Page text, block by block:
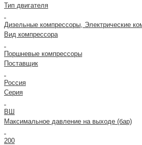
Тип двигателя
Дизельные компрессоры, Электрические
Вид компрессора
Поршневые компрессоры
Поставщик
Россия
Серия
ВШ
Максимальное давление на выходе (бар)
200